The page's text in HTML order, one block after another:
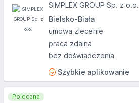
SIMPLEX GROUP Sp. z o.o.
Bielsko-Biała
umowa zlecenie
praca zdalna
bez doświadczenia
Szybkie aplikowanie
Polecana